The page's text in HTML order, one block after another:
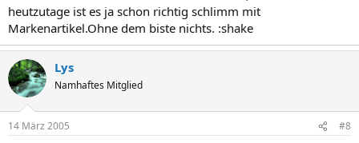
heutzutage ist es ja schon richtig schlimm mit
Markenartikel.Ohne dem biste nichts. :shake
Lys
Namhaftes Mitglied
14 März 2005 #8